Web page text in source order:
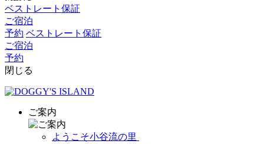
ベストレート保証
ご宿泊
予約 ベストレート保証
ご宿泊
予約
閉じる
ご案内
ようこそ小谷流の里